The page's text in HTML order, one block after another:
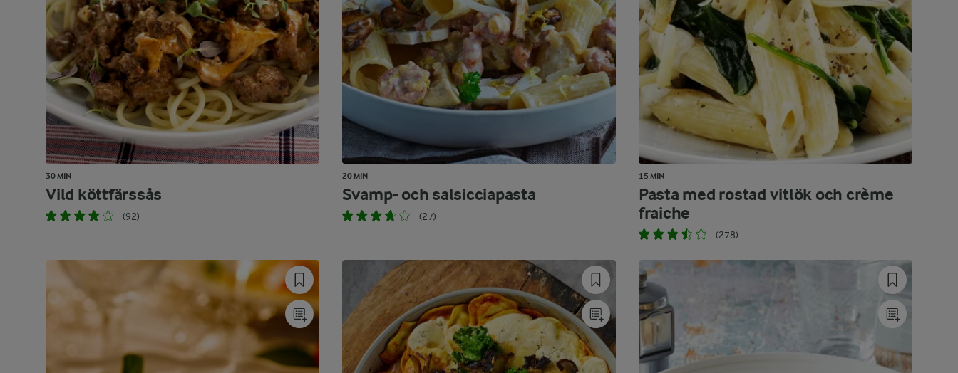
30 MIN
Vild köttfärssås
(92)
20 MIN
Svamp- och salsicciapasta
(27)
15 MIN
Pasta med rostad vitlök och crème
fraiche
(278)